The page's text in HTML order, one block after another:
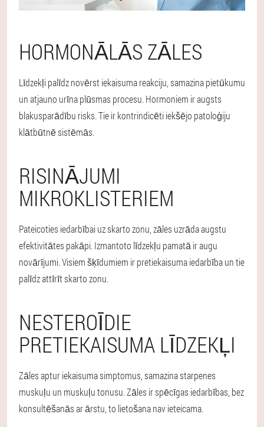
HORMONĀLĀS ZĀLES
Līdzekļi palīdz novērst iekaisuma reakciju, samazina pietūkumu
un atjauno urīna plūsmas procesu. Hormoniem ir augsts
blakusparādību risks. Tie ir kontrindicēti iekšējo patoloģiju
klātbūtnē sistēmās.
RISINĀJUMI
MIKROKLISTERIEM
Pateicoties iedarbībai uz skarto zonu, zāles uzrāda augstu
efektivitātes pakāpi. Izmantoto līdzekļu pamatā ir augu
novārījumi. Visiem šķīdumiem ir pretiekaisuma iedarbība un tie
palīdz attīrīt skarto zonu.
NESTEROĪDIE
PRETIEKAISUMA LĪDZEKĻI
Zāles aptur iekaisuma simptomus, samazina starpenes
muskuļu un muskuļu tonusu. Zāles ir spēcīgas iedarbības, bez
konsultēšanās ar ārstu, to lietošana nav ieteicama.